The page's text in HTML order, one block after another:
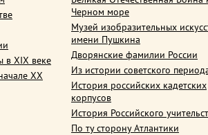
в XIX веке
ХХ
Черном море
Музей изобразительных
имени Пушкина
Дворянские фамилии России
Из истории советского
История российских кадетских
корпусов
История Российского
По ту сторону Атлантики